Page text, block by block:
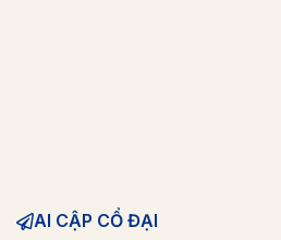
AI CẬP CỔ ĐẠI